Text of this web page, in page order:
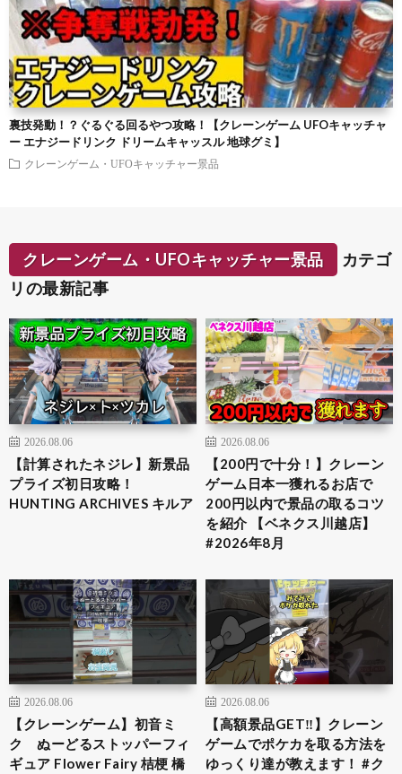
裏技発動！？ぐるぐる回るやつ攻略！【クレーンゲーム UFOキャッチャ
ー エナジードリンク ドリームキャッスル 地球グミ】
クレーンゲーム・UFOキャッチャー景品
クレーンゲーム・UFOキャッチャー景品
カテゴ
リの最新記事
2026.08.06
【計算されたネジレ】新景品
プライズ初日攻略！
HUNTING ARCHIVES キルア
2026.08.06
【200円で十分！】クレーン
ゲーム日本一獲れるお店で
200円以内で景品の取るコツ
を紹介 【ベネクス川越店】
#2026年8月
2026.08.06
【クレーンゲーム】初音ミ
ク ぬーどるストッパーフィ
ギュア Flower Fairy 桔梗 橋
2026.08.06
【高額景品GET‼️】クレーン
ゲームでポケカを取る方法を
ゆっくり達が教えます！ #ク